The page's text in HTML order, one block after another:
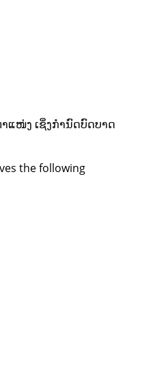
າແໜ່ງ ເຊິ່ງກຳນົດບົດບາດ
the following